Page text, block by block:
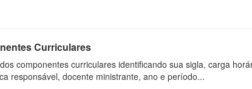
Curriculares
componentes curriculares identificando sua sigla, carga
responsável, docente ministrante, ano e período...